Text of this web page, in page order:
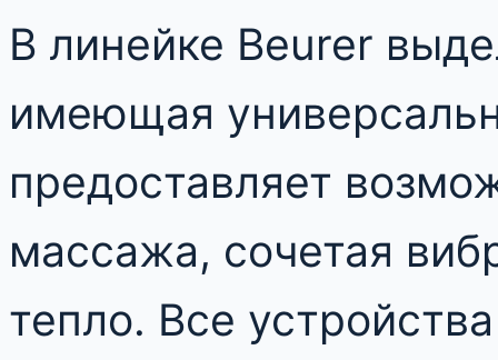
В линейке Beurer
имеющая
предоставляет
массажа, сочетая
тепло. Все